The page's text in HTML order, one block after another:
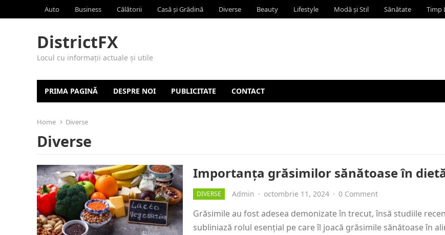
Auto Business Călătorii Casă și Grădină Diverse Beauty Lifestyle Modă și Stil Sănătate Timp
DistrictFX
Locul cu informații actuale și utile
PRIMA PAGINĂ DESPRE NOI PUBLICITATE CONTACT
Home Diverse
Diverse
Importanța grăsimilor sănătoase în
DIVERSE Admin · octombrie 11, 2024 · 0 Comment
Grăsimile au fost adesea demonizate în trecut, însă studiile
subliniază rolul esențial pe care îl joacă grăsimile sănătoase în